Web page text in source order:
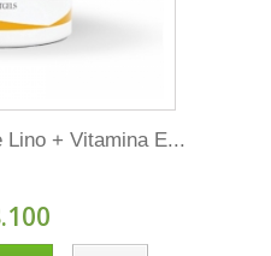
Lino + Vitamina E...